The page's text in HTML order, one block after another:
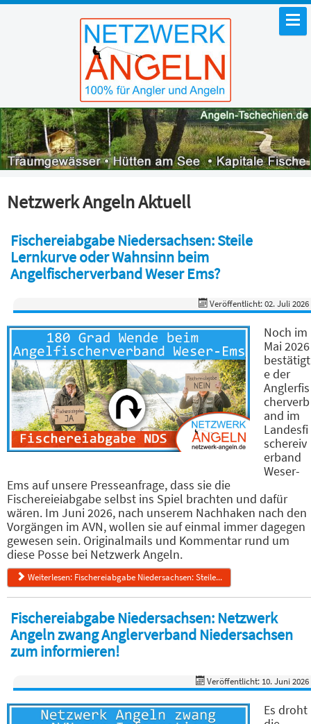
Netzwerk Angeln Aktuell
Fischereiabgabe Niedersachsen: Steile
Lernkurve oder Wahnsinn beim
Angelfischerverband Weser Ems?
Veröffentlicht: 02. Juli 2026
Noch im
Mai 2026
bestätigt
e der
Anglerfis
cherverb
and im
Landesfi
schereiv
erband
Weser-
Ems auf unsere Presseanfrage, dass sie die
Fischereieiabgabe selbst ins Spiel brachten und dafür
wären. Im Juni 2026, nach unserem Nachhaken nach den
Vorgängen im AVN, wollen sie auf einmal immer dagegen
gewesen sein. Originalmails und Kommentar rund um
diese Posse bei Netzwerk Angeln.
Weiterlesen: Fischereiabgabe Niedersachsen: Steile...
Fischereiabgabe Niedersachsen: Netzwerk
Angeln zwang Anglerverband Niedersachsen
zum informieren!
Veröffentlicht: 10. Juni 2026
Es droht